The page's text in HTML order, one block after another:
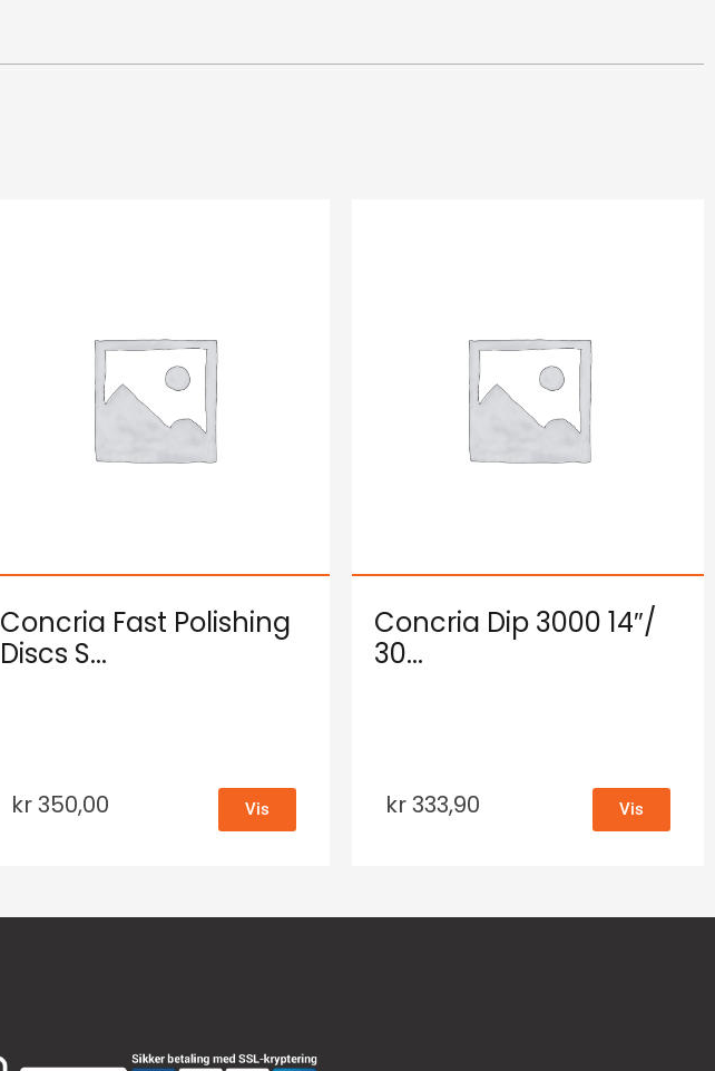
Concria Fast Polishing
Discs S...
kr350,00 Vis
Concria Dip 3000 14″/
30...
kr333,90 Vis